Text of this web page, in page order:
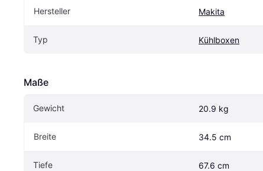
Hersteller Makita
Typ Kühlboxen
Maße
Gewicht 20.9 kg
Breite 34.5 cm
Tiefe 67.6 cm